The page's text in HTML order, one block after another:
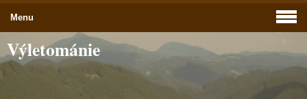
Výletománie
Menu